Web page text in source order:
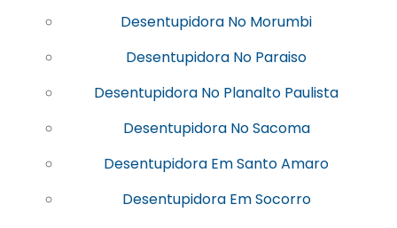
Desentupidora No Morumbi
Desentupidora No Paraiso
Desentupidora No Planalto Paulista
Desentupidora No Sacoma
Desentupidora Em Santo Amaro
Desentupidora Em Socorro